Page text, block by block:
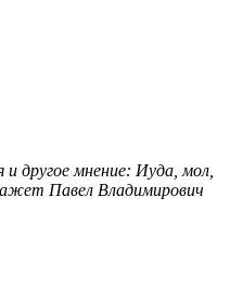
и другое мнение: Иуда, мол,
Павел Владимирович